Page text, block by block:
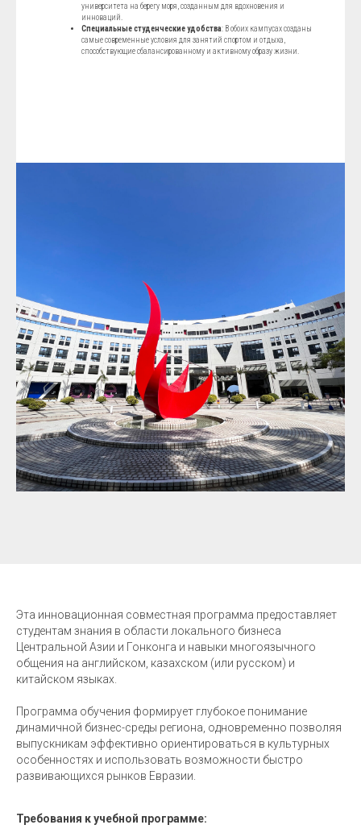
университета на берегу моря, созданным для вдохновения и
инноваций.
Специальные студенческие удобства: В обоих кампусах созданы
самые современные условия для занятий спортом и отдыха,
способствующие сбалансированному и активному образу жизни.
Эта инновационная совместная программа предоставляет
студентам знания в области локального бизнеса
Центральной Азии и Гонконга и навыки многоязычного
общения на английском, казахском (или русском) и
китайском языках.
Программа обучения формирует глубокое понимание
динамичной бизнес-среды региона, одновременно позволяя
выпускникам эффективно ориентироваться в культурных
особенностях и использовать возможности быстро
развивающихся рынков Евразии.
Требования к учебной программе: